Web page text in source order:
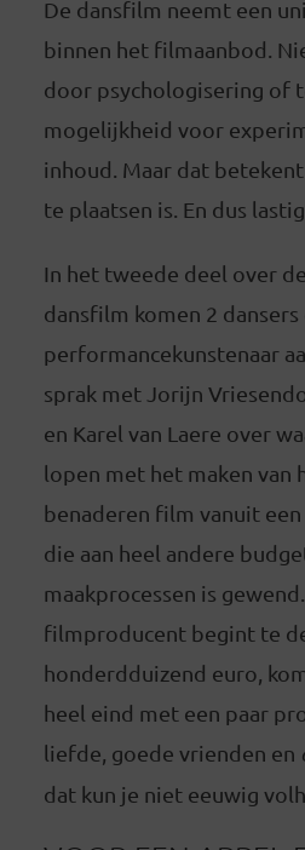
De dansfilm neemt een
binnen het filmaanbod.
door psychologisering of
mogelijkheid voor
inhoud. Maar dat
te plaatsen is. En dus
In het tweede deel over
dansfilm komen 2 dansers
performancekunstenaar
sprak met Jorijn
en Karel van Laere over
lopen met het maken van
benaderen film vanuit
die aan heel andere
maakprocessen is
filmproducent begint te
honderdduizend euro,
heel eind met een paar
liefde, goede vrienden en
dat kun je niet eeuwig